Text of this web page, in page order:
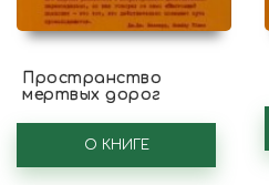
Пространство
мертвых дорог
О КНИГЕ